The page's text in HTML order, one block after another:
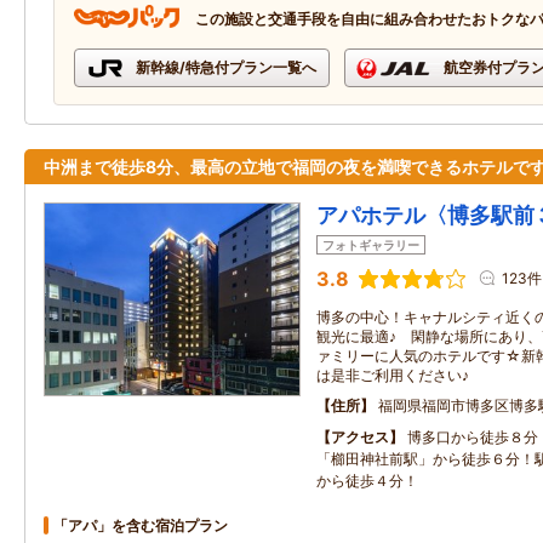
この施設と交通手段を自由に組み合わせたおトクな
新幹線/特急付プラン一覧へ 航空券付プラ
中洲まで徒歩8分、最高の立地で福岡の夜を満喫できるホテルで
アパホテル〈博多駅前
フォトギャラリー
3.8 123件
博多の中心！キャナルシティ近
観光に最適♪ 閑静な場所にあり
ァミリーに人気のホテルです☆新
は是非ご利用ください♪
住所
福岡県福岡市博多区博
アクセス
博多口から徒歩８
「櫛田神社前駅」から徒歩６分！
から徒歩４分！
「アパ」を含む宿泊プラン